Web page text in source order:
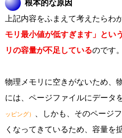
根本的な原因
上記内容をふまえて考えたらわ
モリ最小値が低すぎます」とい
リの容量が不足しているのです。
物理メモリに空きがないため、
には、ページファイルにデータ
ッピング）
、しかも、そのページ
くなってきているため、容量を